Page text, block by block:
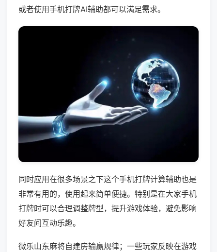
或者使用手机打牌AI辅助都可以满足需求。
同时应用在很多场景之下这个手机打牌计算辅助也是
非常有用的，使用起来简单便捷。特别是在大家手机
打牌时可以合理调整牌型，提升游戏体验，避免影响
好友间互动乐趣。
微乐山东麻将自建房输赢规律；一些玩家反映在游戏